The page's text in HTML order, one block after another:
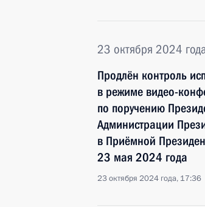
23 октября 2024
Продлён контроль
в режиме видео-
по поручению
Администрации
в Приёмной
23 мая 2024 года
23 октября 2024 года, 17:36